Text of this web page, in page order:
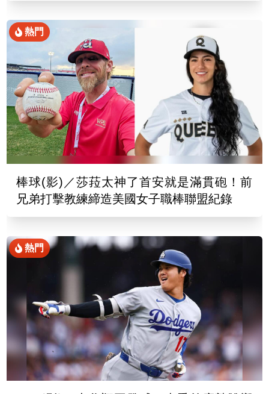
熱門
棒球(影)／莎菈太神了首安就是滿貫砲！前
兄弟打擊教練締造美國女子職棒聯盟紀錄
熱門